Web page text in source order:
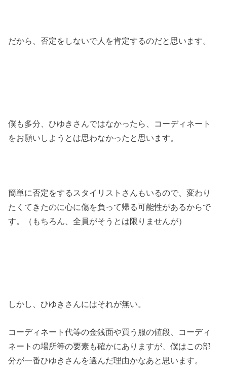
だから、否定をしないで人を肯定するのだと思います。
僕も多分、ひゆきさんではなかったら、コーディネート
をお願いしようとは思わなかったと思います。
簡単に否定をするスタイリストさんもいるので、変わり
たくてきたのに心に傷を負って帰る可能性があるからで
す。（もちろん、全員がそうとは限りませんが）
しかし、ひゆきさんにはそれが無い。
コーディネート代等の金銭面や買う服の値段、コーディ
ネートの場所等の要素も確かにありますが、僕はこの部
分が一番ひゆきさんを選んだ理由かなあと思います。